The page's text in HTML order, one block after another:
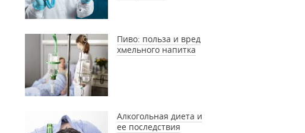
Пиво: польза и вред
хмельного напитка
Алкогольная диета и
ее последствия